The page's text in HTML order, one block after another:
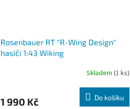
Rosenbauer RT "R-Wing Design"
hasiči 1:43 Wiking
Skladem (1 ks)
1 990 Kč Do košíku